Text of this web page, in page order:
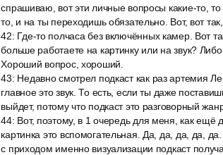
спрашиваю, вот эти личные вопросы какие-то,
то, и на ты переходишь обязательно. Вот, вот так,
42: Где-то полчаса без включённых камер. Вот
больше работаете на картинку или на звук?
Хороший вопрос, хороший.
43: Недавно смотрел подкаст как раз артемия
главное это звук. То есть, если ты даже
выйдет, потому что подкаст это разговорный
44: Вот, поэтому, в 1 очередь для меня, как ещё
картинка это вспомогательная. Да, да, да, да,
с приходом именно визуализации подкаст